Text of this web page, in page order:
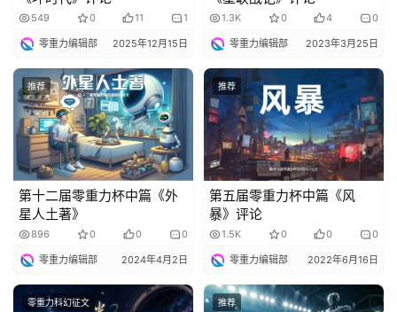
549 0 11 1
零重力编辑部 2025年12月15日
1.3K 0 4 0
零重力编辑部 2023年3月25日
推荐
第十二届零重力杯中篇《外
星人土著》
896 0 0 0
零重力编辑部 2024年4月2日
推荐
第五届零重力杯中篇《风
暴》评论
1.5K 0 0 0
零重力编辑部 2022年6月16日
零重力科幻征文 推荐